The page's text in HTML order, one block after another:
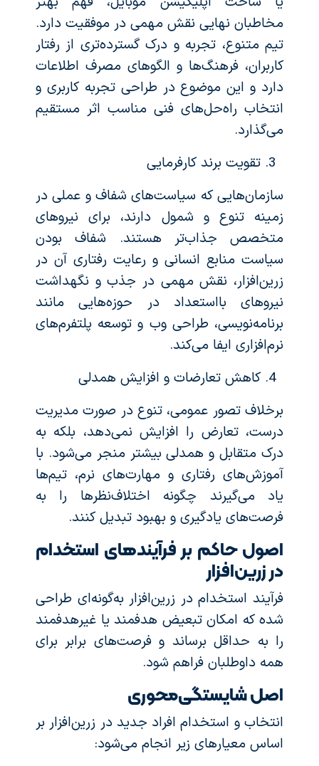
مخاطبان نهایی نقش مهمی در موفقیت دارد.
تیم متنوع، تجربه و درک گسترده‌تری از رفتار
کاربران، فرهنگ‌ها و الگوهای مصرف اطلاعات
دارد و این موضوع در طراحی‌ تجربه کاربری و
انتخاب راه‌حل‌های فنی مناسب اثر مستقیم
می‌گذارد.
تقویت برند کارفرمایی
سازمان‌هایی که سیاست‌های شفاف و عملی در
زمینه تنوع و شمول دارند، برای نیروهای
متخصص جذاب‌تر هستند. شفاف بودن
سیاست منابع انسانی و رعایت رفتاری آن در
زرین‌افزار، نقش مهمی در جذب و نگهداشت
نیروهای بااستعداد در حوزه‌هایی مانند
برنامه‌نویسی، طراحی وب و توسعه پلتفرم‌های
نرم‌افزاری ایفا می‌کند.
کاهش تعارضات و افزایش همدلی
برخلاف تصور عمومی، تنوع در صورت مدیریت
درست، تعارض را افزایش نمی‌دهد، بلکه به
درک متقابل و همدلی بیشتر منجر می‌شود. با
آموزش‌های رفتاری و مهارت‌های نرم، تیم‌ها
یاد می‌گیرند چگونه اختلاف‌نظرها را به
فرصت‌های یادگیری و بهبود تبدیل کنند.
اصول حاکم بر فرآیندهای استخدام
در زرین‌افزار
فرآیند استخدام در زرین‌افزار به‌گونه‌ای طراحی
شده که امکان تبعیض هدفمند یا غیرهدفمند
را به حداقل برساند و فرصت‌های برابر برای
همه داوطلبان فراهم شود.
اصل شایستگی‌محوری
انتخاب و استخدام افراد جدید در زرین‌افزار بر
اساس معیارهای زیر انجام می‌شود: